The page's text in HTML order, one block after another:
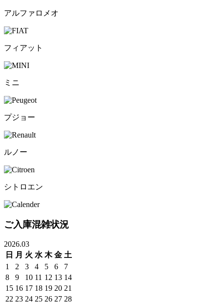
アルファロメオ
フィアット
ミニ
プジョー
ルノー
シトロエン
ご入庫混雑状況
2026.03
日 月 火 水 木 金 土
1
2 3 4 5 6
7
8
9 10 11 12 13 14
15 16 17 18 19 20 21
22 23 24 25 26 27 28